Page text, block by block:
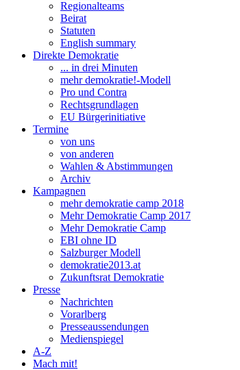
Regionalteams
Beirat
Statuten
English summary
Direkte Demokratie
... in drei Minuten
mehr demokratie!-Modell
Pro und Contra
Rechtsgrundlagen
EU Bürgerinitiative
Termine
von uns
von anderen
Wahlen & Abstimmungen
Archiv
Kampagnen
mehr demokratie camp 2018
Mehr Demokratie Camp 2017
Mehr Demokratie Camp
EBI ohne ID
Salzburger Modell
demokratie2013.at
Zukunftsrat Demokratie
Presse
Nachrichten
Vorarlberg
Presseaussendungen
Medienspiegel
A-Z
Mach mit!